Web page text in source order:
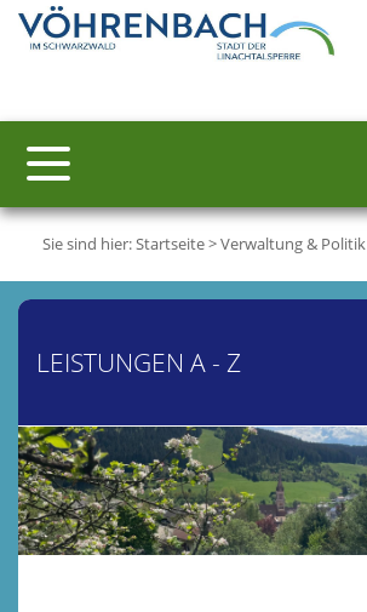
Sie sind hier:Startseite>Verwaltung & Politik
LEISTUNGEN A - Z